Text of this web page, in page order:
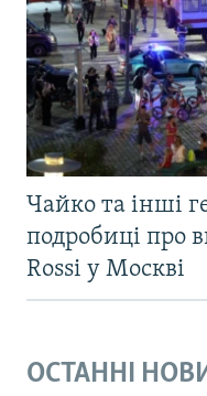
Чайко та інші
подробиці про
Rossi у Москві
ОСТАННІ